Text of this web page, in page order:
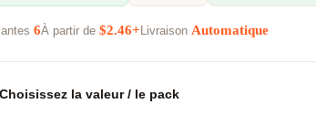
6À partir de $2.46+ Livraison Automatique
Choisissez la valeur / le pack